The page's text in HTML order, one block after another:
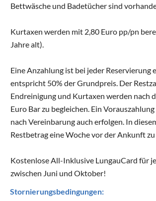
Bettwäsche und Badetücher sind
Kurtaxen werden mit 2,80 Euro pp/pn
Jahre alt).
Eine Anzahlung ist bei jeder Reservierung
entspricht 50% der Grundpreis. Der
Endreinigung und Kurtaxen werden nach
Euro Bar zu begleichen. Ein
nach Vereinbarung auch erfolgen. In
Restbetrag eine Woche vor der Ankunft zu
Kostenlose All-Inklusive LungauCard für
zwischen Juni und Oktober!
Stornierungsbedingungen: